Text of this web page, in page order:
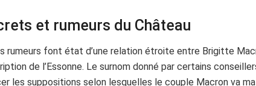
et rumeurs du Château
rumeurs font état d’une relation étroite entre Brigitte
de l’Essonne. Le surnom donné par certains
les suppositions selon lesquelles le couple Macron va